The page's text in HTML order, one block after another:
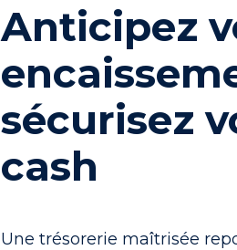
Anticipez
sécurisez
cash
Une trésorerie maîtrisée